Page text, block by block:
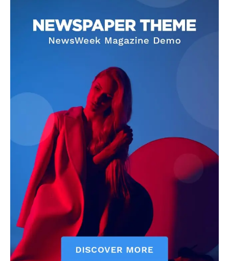
DOWNLOAD NOW
AIN NEWS 1
Contact Us
About Us
Privacy Policy
Terms of Use Agreement
Facebook
X WhatsApp
Share